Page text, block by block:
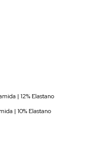
| 12% Elastano
| 10% Elastano